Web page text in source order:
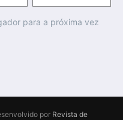
para a próxima vez
por Revista de